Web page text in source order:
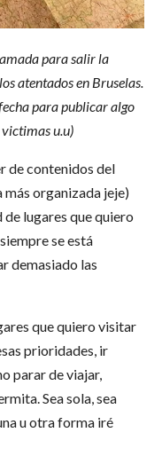
para salir la
atentados en Bruselas.
para publicar algo
u.u)
de contenidos del
más organizada jeje)
de lugares que quiero
se está
demasiado las
que quiero visitar
prioridades, ir
parar de viajar,
Sea sola, sea
u otra forma iré